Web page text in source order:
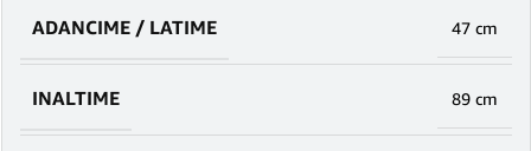
ADANCIME / LATIME 47 cm
INALTIME 89 cm